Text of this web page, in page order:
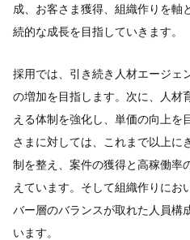
成、お客さま獲得、組織作りを軸
続的な成長を目指していきます。
採用では、引き続き人材エージェ
の増加を目指します。次に、人材
える体制を強化し、単価の向上を
さまに対しては、これまで以上に
制を整え、案件の獲得と高稼働率
えています。そして組織作りにお
バー層のバランスが取れた人員構
います。